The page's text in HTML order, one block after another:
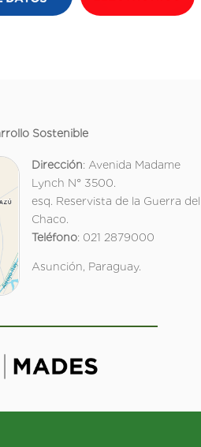
Sostenible
Dirección: Avenida Madame
Lynch N° 3500.
esq. Reservista de la Guerra del
Chaco.
Teléfono: 021 2879000
Asunción, Paraguay.